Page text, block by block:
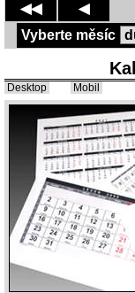
Vyberte měsíc
◀◀ ◀
Desktop Mobil